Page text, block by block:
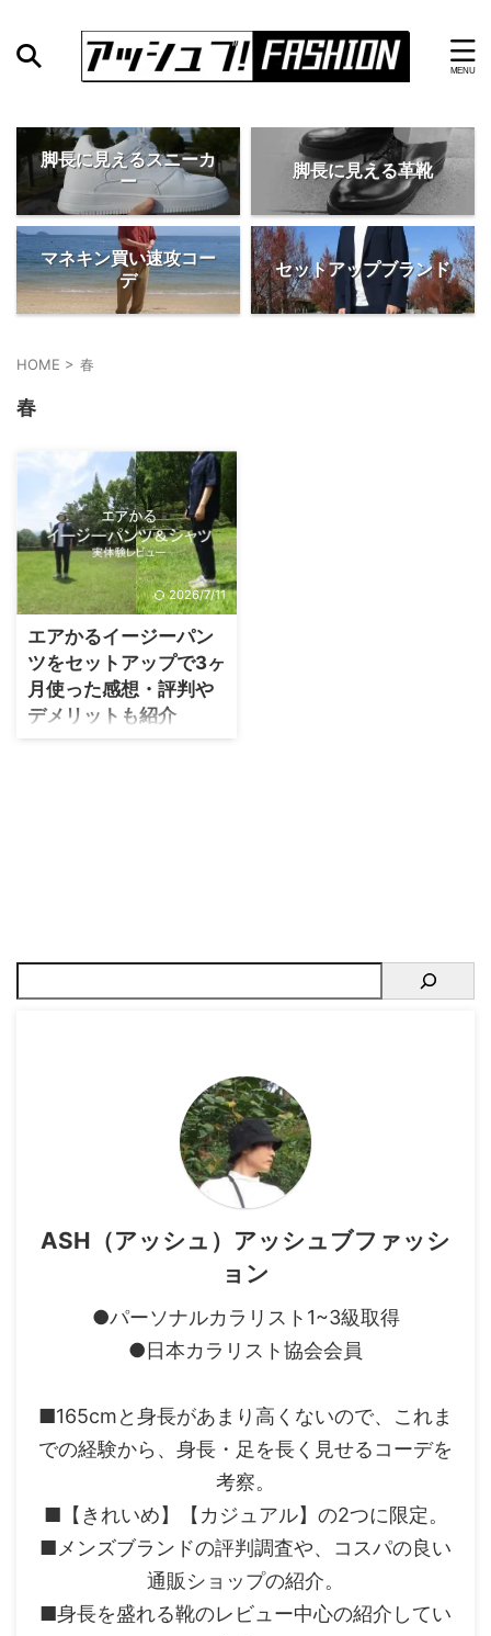
脚長に見えるスニーカ
ー
脚長に見える革靴
マネキン買い速攻コー
デ
セットアップブランド
HOME > 春
春
2026/7/11
エアかるイージーパン
ツをセットアップで3ヶ
月使った感想・評判や
デメリットも紹介
ひざを曲げたときにやや動き
て、良い部分悪い部分を紹介
します。 良い点 綿素材の服よ
りも軽く、通気性は良い
iPhone並に軽くて、着て ...
ASH（アッシュ）アッシュブファッシ
ョン
●パーソナルカラリスト1~3級取得
●日本カラリスト協会会員
■165cmと身長があまり高くないので、これま
での経験から、身長・足を長く見せるコーデを
考察。
■【きれいめ】【カジュアル】の2つに限定。
■メンズブランドの評判調査や、コスパの良い
通販ショップの紹介。
■身長を盛れる靴のレビュー中心の紹介してい